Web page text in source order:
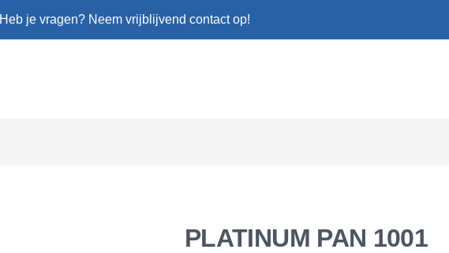
Heb je vragen? Neem vrijblijvend contact op!
PLATINUM PAN 1001